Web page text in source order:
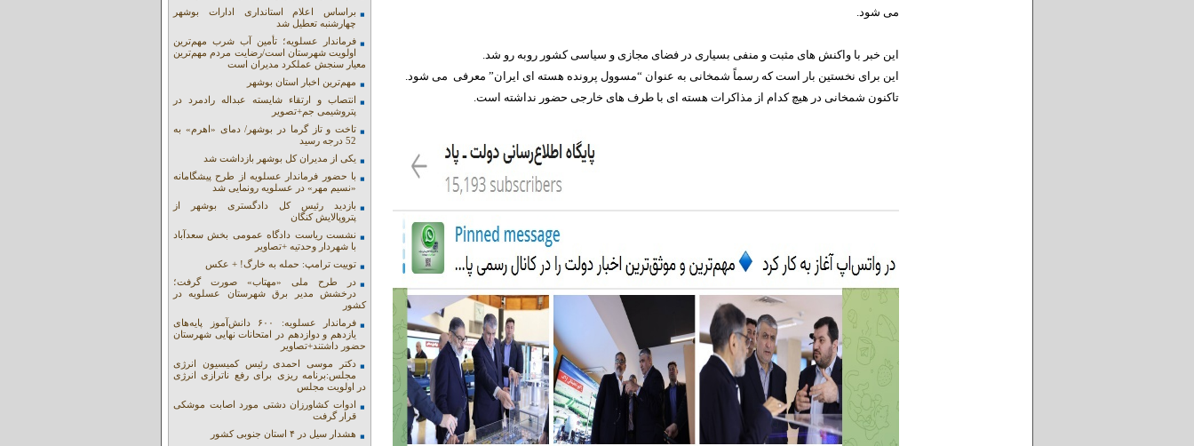
می شود.
این خبر با واکنش های مثبت و منفی بسیاری در فضای مجازی و سیاسی کشور روبه رو شد.
این برای نخستین بار است که رسماً شمخانی به عنوان “مسوول پرونده هسته ای ایران” معرفی می شود.
تاکنون شمخانی در هیچ کدام از مذاکرات هسته ای با طرف های خارجی حضور نداشته است.
براساس اعلام استانداری ادارات بوشهر
چهارشنبه تعطیل شد
فرماندار عسلویه؛ تأمین آب شرب مهم‌ترین
اولویت شهرستان است/رضایت مردم مهم‌ترین
معیار سنجش عملکرد مدیران است
مهم‌ترین اخبار استان بوشهر
انتصاب و ارتقاء شایسته عبداله رادمرد در
پتروشیمی جم+تصویر
تاخت و تاز گرما در بوشهر/ دمای «اهرم» به
52 درجه رسید
یکی از مدیران کل بوشهر بازداشت شد
با حضور فرماندار عسلویه از طرح پیشگامانه
«نسیم مهر» در عسلویه رونمایی شد
بازدید رئیس کل دادگستری بوشهر از
پتروپالایش کنگان
نشست ریاست دادگاه عمومی بخش سعدآباد
با شهردار وحدتیه +تصاویر
توییت ترامپ: حمله به خارگ! + عکس
در طرح ملی «مهتاب» صورت گرفت؛
درخشش مدیر برق شهرستان عسلویه در
کشور
فرماندار عسلویه: ۶۰۰ دانش‌آموز پایه‌های
یازدهم و دوازدهم در امتحانات نهایی شهرستان
حضور داشتند+تصاویر
دکتر موسی احمدی رئیس کمیسیون انرژی
مجلس:برنامه ریزی برای رفع ناترازی انرژی
در اولویت مجلس
ادوات کشاورزان دشتی مورد اصابت موشکی
قرار گرفت
هشدار سیل در ۴ استان جنوبی کشور